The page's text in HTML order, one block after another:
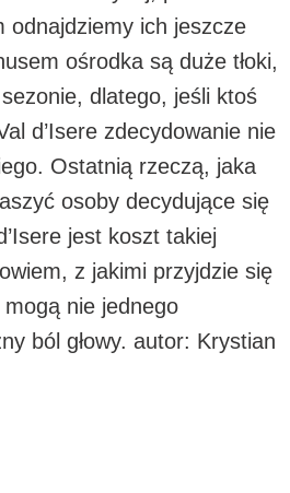
odnajdziemy ich jeszcze
ośrodka są duże tłoki,
dlatego, jeśli ktoś
d’Isere zdecydowanie nie
Ostatnią rzeczą, jaka
osoby decydujące się
jest koszt takiej
z jakimi przyjdzie się
nie jednego
ból głowy. autor: Krystian